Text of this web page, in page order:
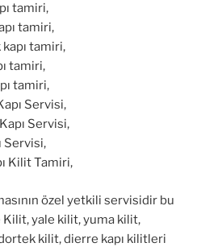
tamiri,
tamiri,
tamiri,
tamiri,
tamiri,
Servisi,
Servisi,
Servisi,
Kilit Tamiri,
özel yetkili servisidir bu
Kilit, yale kilit, yuma kilit,
kilit, dierre kapı kilitleri